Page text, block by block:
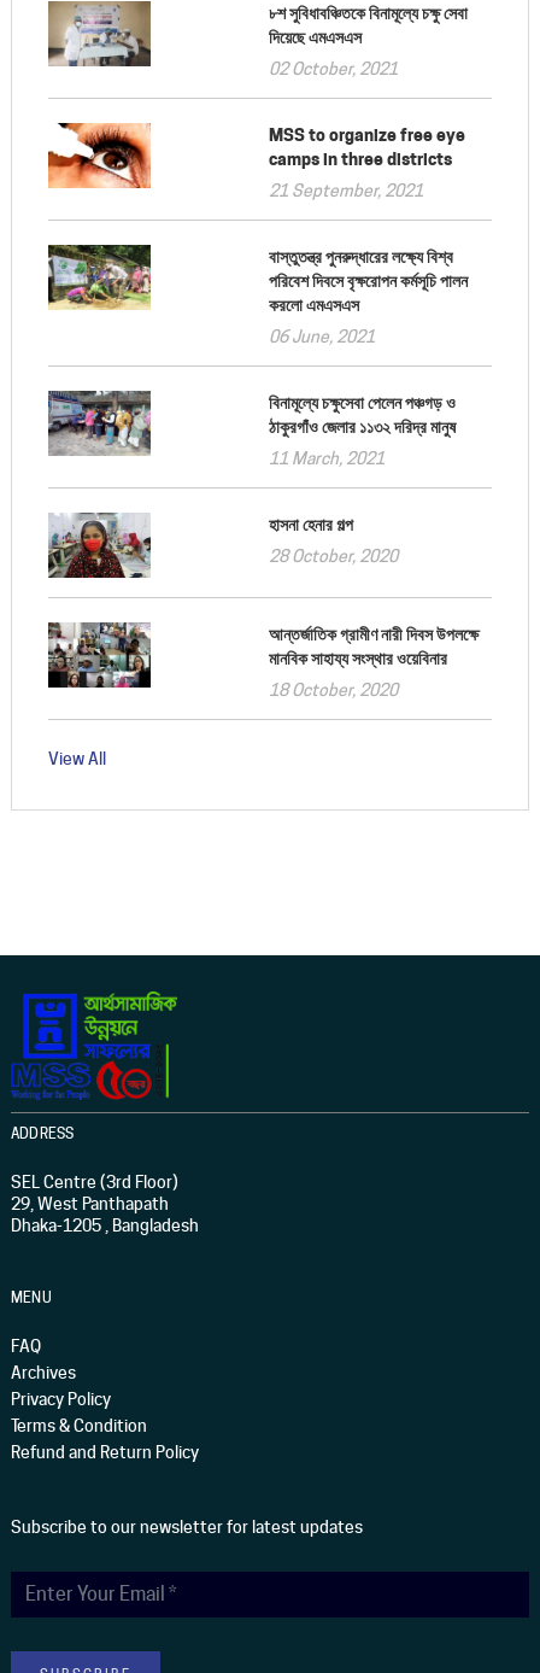
৮শ সুবিধাবঞ্চিতকে বিনামূল্যে চক্ষু সেবা
দিয়েছে এমএসএস
02 October, 2021
MSS to organize free eye
camps in three districts
21 September, 2021
বাস্তুতন্ত্র পুনরুদ্ধারের লক্ষ্যে বিশ্ব
পরিবেশ দিবসে বৃক্ষরোপন কর্মসূচি পালন
করলো এমএসএস
06 June, 2021
বিনামূল্যে চক্ষুসেবা পেলেন পঞ্চগড় ও
ঠাকুরগাঁও জেলার ১১৩২ দরিদ্র মানুষ
11 March, 2021
হাসনা হেনার গল্প
28 October, 2020
আন্তর্জাতিক গ্রামীণ নারী দিবস উপলক্ষে
মানবিক সাহায্য সংস্থার ওয়েবিনার
18 October, 2020
View All
ADDRESS
SEL Centre (3rd Floor)
29, West Panthapath
Dhaka-1205 , Bangladesh
MENU
FAQ
Archives
Privacy Policy
Terms & Condition
Refund and Return Policy
Subscribe to our newsletter for latest updates